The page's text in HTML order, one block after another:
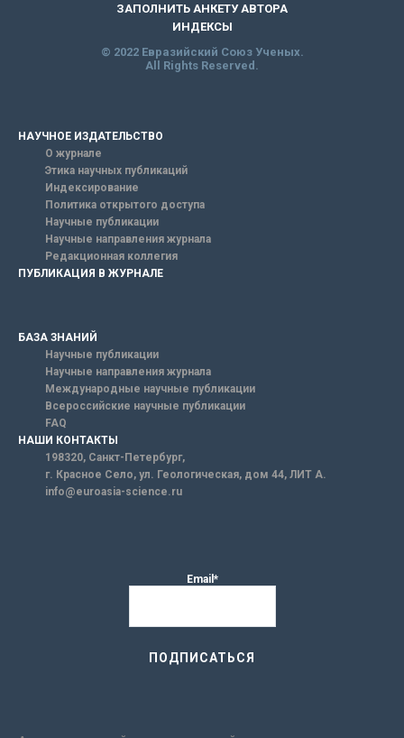
ЗАПОЛНИТЬ АНКЕТУ АВТОРА
ИНДЕКСЫ
© 2022 Евразийский Союз Ученых.
All Rights Reserved.
НАУЧНОЕ ИЗДАТЕЛЬСТВО
О журнале
Этика научных публикаций
Индексирование
Политика открытого доступа
Научные публикации
Научные направления журнала
Редакционная коллегия
ПУБЛИКАЦИЯ В ЖУРНАЛЕ
БАЗА ЗНАНИЙ
Научные публикации
Научные направления журнала
Международные научные публикации
Всероссийские научные публикации
FAQ
НАШИ КОНТАКТЫ
198320, Санкт-Петербург,
г. Красное Село, ул. Геологическая, дом 44, ЛИТ А.
info@euroasia-science.ru
Email*